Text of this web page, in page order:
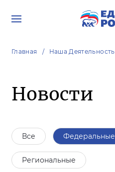
Главная Наша Деятельность
Новости
Все Федеральные
Региональные